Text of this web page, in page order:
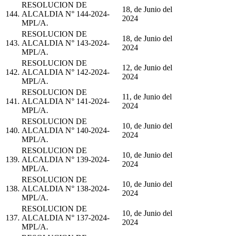
144.
RESOLUCION DE
ALCALDIA N° 144-2024-
MPL/A.
18, de Junio del
2024
143.
RESOLUCION DE
ALCALDIA N° 143-2024-
MPL/A.
18, de Junio del
2024
142.
RESOLUCION DE
ALCALDIA N° 142-2024-
MPL/A.
12, de Junio del
2024
141.
RESOLUCION DE
ALCALDIA N° 141-2024-
MPL/A.
11, de Junio del
2024
140.
RESOLUCION DE
ALCALDIA N° 140-2024-
MPL/A.
10, de Junio del
2024
139.
RESOLUCION DE
ALCALDIA N° 139-2024-
MPL/A.
10, de Junio del
2024
138.
RESOLUCION DE
ALCALDIA N° 138-2024-
MPL/A.
10, de Junio del
2024
137.
RESOLUCION DE
ALCALDIA N° 137-2024-
MPL/A.
10, de Junio del
2024